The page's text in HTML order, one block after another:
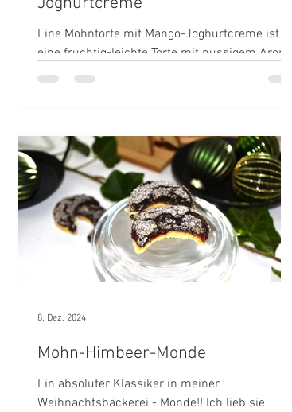
Eine Mohntorte mit Mango-Joghurtcreme ist
eine fruchtig-leichte Torte mit nussigem Aroma.
Der Boden besteht aus saftigem Mohnteig, der
Fruchtspiegel.
Mohn-Himbeer-Monde
Ein absoluter Klassiker in meiner
Weihnachtsbäckerei - Monde!! Ich lieb sie
8. Dez. 2024